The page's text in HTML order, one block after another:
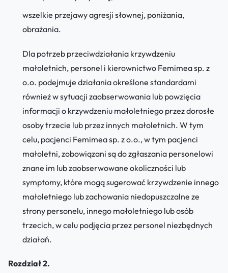
wszelkie przejawy agresji słownej, poniżania,
obrażania.
Dla potrzeb przeciwdziałania krzywdzeniu
małoletnich, personel i kierownictwo Femimea sp. z
o.o. podejmuje działania określone standardami
również w sytuacji zaobserwowania lub powzięcia
informacji o krzywdzeniu małoletniego przez dorosłe
osoby trzecie lub przez innych małoletnich. W tym
celu, pacjenci Femimea sp. z o.o., w tym pacjenci
małoletni, zobowiązani są do zgłaszania personelowi
znane im lub zaobserwowane okoliczności lub
symptomy, które mogą sugerować krzywdzenie innego
małoletniego lub zachowania niedopuszczalne ze
strony personelu, innego małoletniego lub osób
trzecich, w celu podjęcia przez personel niezbędnych
działań.
Rozdział 2.